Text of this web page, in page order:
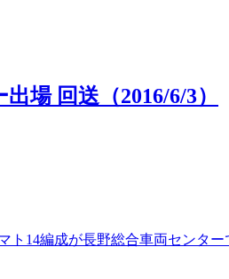
場 回送（2016/6/3）
ト14編成が長野総合車両センタ